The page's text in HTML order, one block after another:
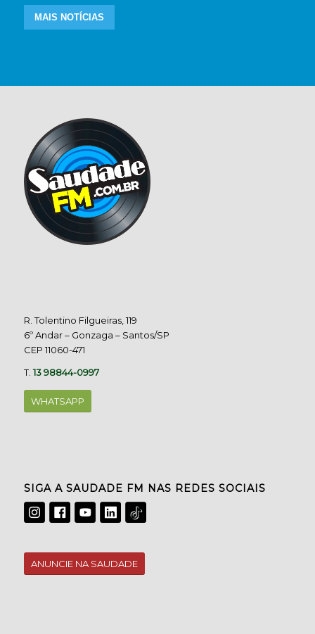
MAIS NOTÍCIAS
R. Tolentino Filgueiras, 119
6º Andar – Gonzaga – Santos/SP
CEP 11060-471
T.13 98844-0997
WHATSAPP
SIGA A SAUDADE FM NAS REDES SOCIAIS
ANUNCIE NA SAUDADE